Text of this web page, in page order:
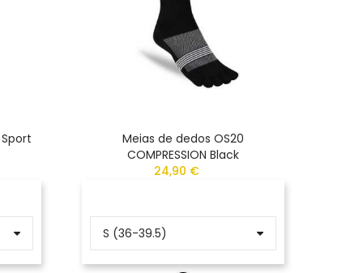
Meias de dedos OS20
COMPRESSION Black
24,90 €